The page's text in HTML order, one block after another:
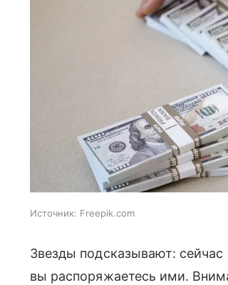
Источник: Freepik.com
Звезды подсказывают:
вы распоряжаетесь ими.